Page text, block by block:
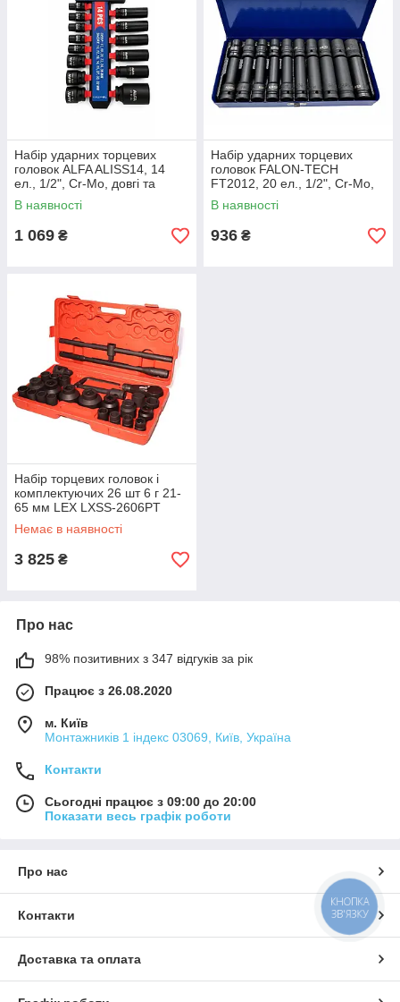
Набір ударних торцевих
головок ALFA ALISS14, 14
ел., 1/2", Cr-Mo, довгі та
короткі, 10–36 мм
В наявності
1 069 ₴
Набір ударних торцевих
головок FALON-TECH
FT2012, 20 ел., 1/2", Cr-Mo,
короткі 38 мм та довгі 78 мм,
10–19 мм
В наявності
936 ₴
Набір торцевих головок і
комплектуючих 26 шт 6 г 21-
65 мм LEX LXSS-2606PT
Немає в наявності
3 825 ₴
Про нас
98% позитивних з 347 відгуків за рік
Працює з 26.08.2020
м. Київ
Монтажників 1 індекс 03069, Київ, Україна
Контакти
Сьогодні працює з 09:00 до 20:00
Показати весь графік роботи
Про нас
Контакти
Доставка та оплата
КНОПКА
ЗВ'ЯЗКУ